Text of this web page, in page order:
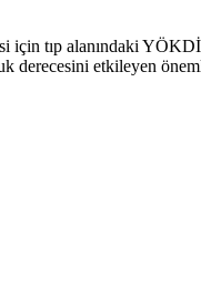
tıp alanındaki
derecesini etkileyen